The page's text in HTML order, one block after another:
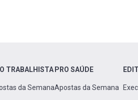
TRABALHISTA
da Semana
PRO SAÚDE
Apostas da Semana